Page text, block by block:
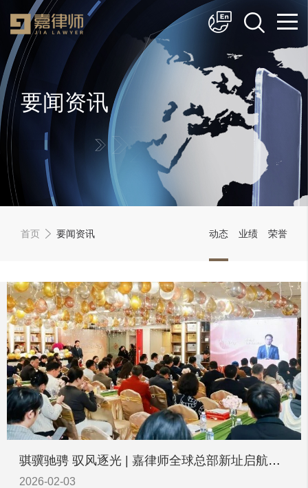
简体中文
English
要闻资讯
首页 要闻资讯 动态 业绩 荣誉
骐骥驰骋 驭风逐光 | 嘉律师全球总部新址启航暨
战略发布2026新年酒会盛典启幕
2026-02-03